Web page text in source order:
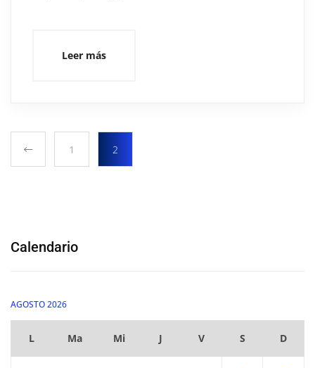
Leer más
1 2
Calendario
AGOSTO 2026
L Ma Mi J V S D